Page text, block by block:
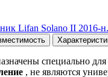
Lifan Solano II 2016-
специально
, не являются